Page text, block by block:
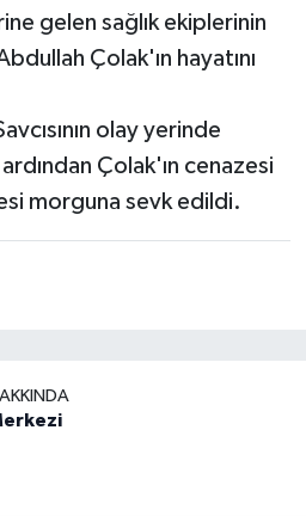
gelen sağlık ekiplerinin
Çolak'ın hayatını
olay yerinde
Çolak'ın cenazesi
morguna sevk edildi.